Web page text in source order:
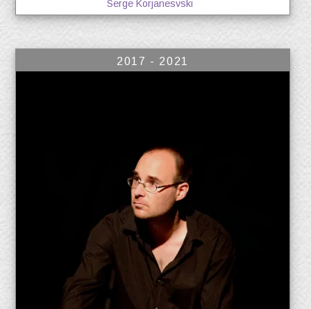
Serge Korjanesvski
2017 - 2021